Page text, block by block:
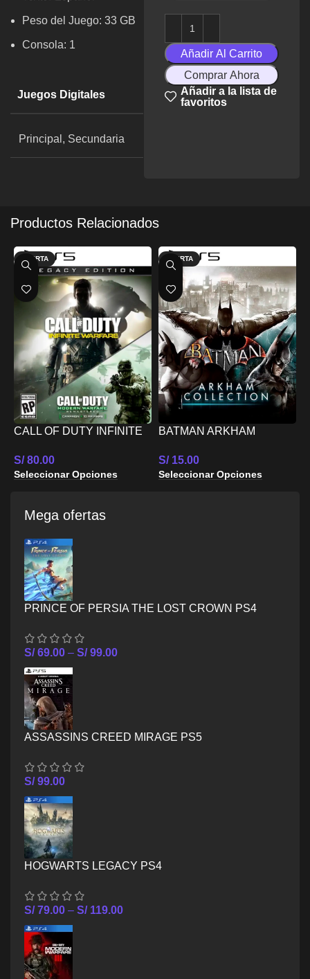
Peso del Juego: 33 GB
Consola: 1
Juegos Digitales
Principal, Secundaria
Añadir Al Carrito
Comprar Ahora
Añadir a la lista de
favoritos
Productos Relacionados
OFERTA
CALL OF DUTY INFINITE
EDITION PS5
S/80.00
Seleccionar Opciones
OFERTA
BATMAN ARKHAM
S/15.00
Seleccionar Opciones
Mega ofertas
PRINCE OF PERSIA THE LOST CROWN PS4
S/69.00 – S/99.00
ASSASSINS CREED MIRAGE PS5
S/99.00
HOGWARTS LEGACY PS4
S/79.00 – S/119.00